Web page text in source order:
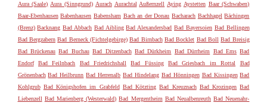
Aura (Saale) Aura (Sinngrund) Aurach Aurachtal Außernzell Aying Aystetten Baar (Schwaben)
Baar-Ebenhausen Babenhausen Babensham Bach an der Donau Bacharach Bachhagel Bächingen
(Brenz) Backnang Bad Abbach Bad Aibling Bad Alexandersbad Bad Bayersoien Bad Bellingen
Bad Bergzabern Bad Berneck (Fichtelgebirge) Bad Birnbach Bad Bocklet Bad Boll Bad Breisig
Bad Brückenau Bad Buchau Bad Ditzenbach Bad Dürkheim Bad Dürrheim Bad Ems Bad
Endorf
Bad Feilnbach Bad Friedrichshall Bad Füssing Bad Griesbach im Rottal
Bad
Grönenbach Bad Heilbrunn Bad Herrenalb Bad Hindelang Bad Hönningen Bad Kissingen Bad
Kohlgrub Bad Königshofen im Grabfeld Bad Kötzting Bad Kreuznach Bad Krozingen Bad
Liebenzell Bad Marienberg (Westerwald) Bad Mergentheim Bad Neualbenreuth Bad Neuenahr-